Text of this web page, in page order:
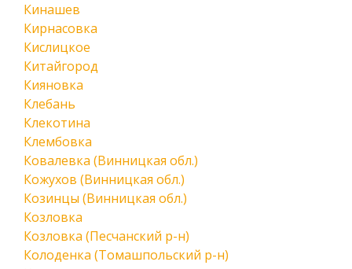
Кинашев
Кирнасовка
Кислицкое
Китайгород
Кияновка
Клебань
Клекотина
Клембовка
Ковалевка (Винницкая обл.)
Кожухов (Винницкая обл.)
Козинцы (Винницкая обл.)
Козловка
Козловка (Песчанский р-н)
Колоденка (Томашпольский р-н)